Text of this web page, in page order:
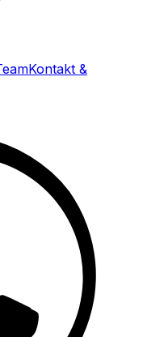
Kontakt &